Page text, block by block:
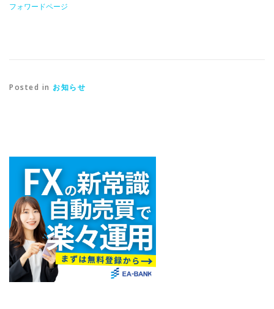
フォワードページ
Posted in お知らせ